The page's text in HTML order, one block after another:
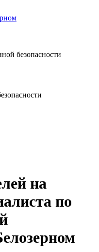
безопасности
на
по